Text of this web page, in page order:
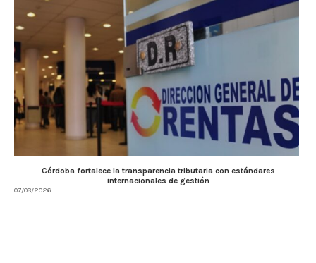
Córdoba fortalece la transparencia tributaria con estándares
internacionales de gestión
07/08/2026